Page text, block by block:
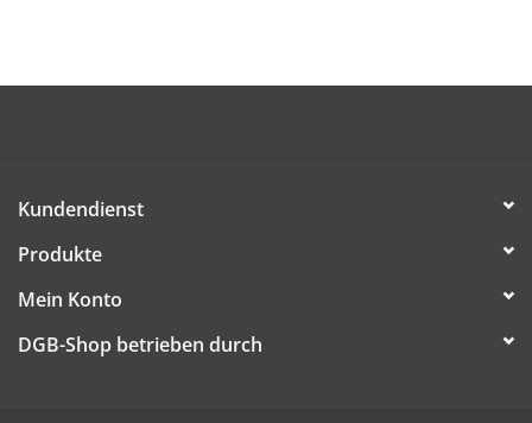
Kundendienst
Produkte
Mein Konto
DGB-Shop betrieben durch